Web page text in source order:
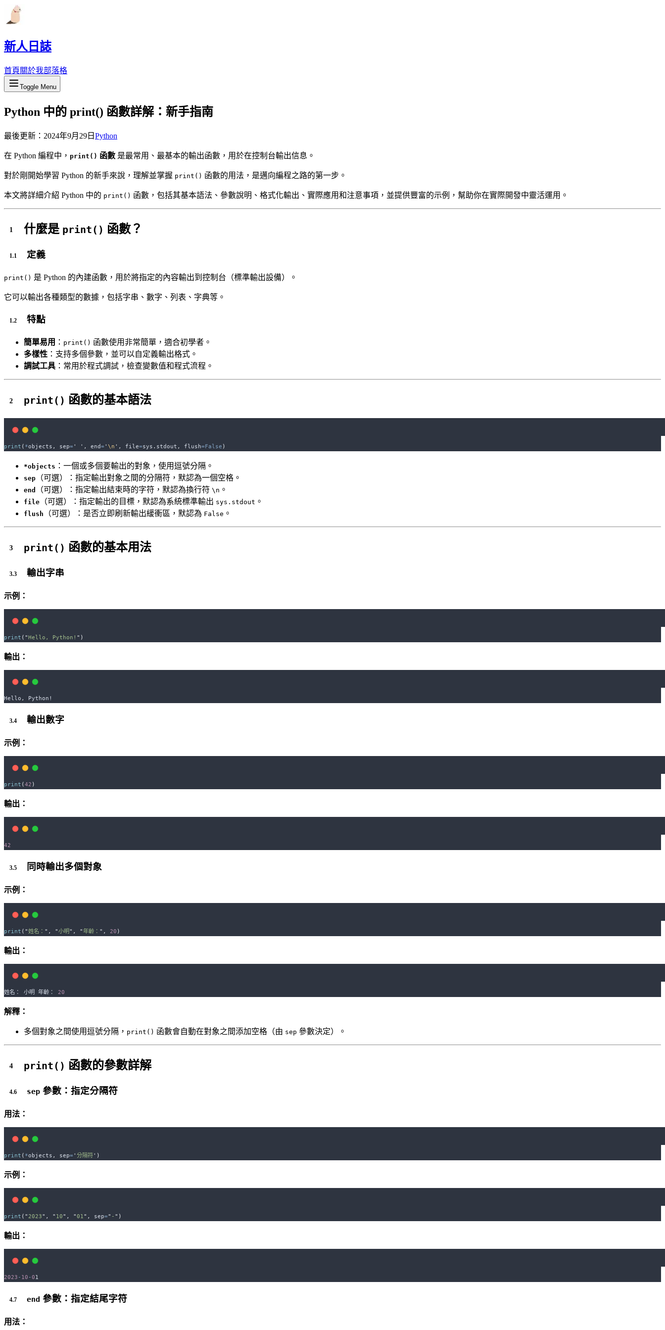
新人日誌
首頁 關於我部落格
Toggle Menu
Python 中的 print() 函數詳解：新手指南
最後更新： 2024年9月29日 Python
在 Python 編程中， print() 函數 是最常用、最基本的輸出函數，用於在控制台輸出信息。
對於剛開始學習 Python 的新手來說，理解並掌握 print() 函數的用法，是邁向編程之路的第一步。
本文將詳細介紹 Python 中的 print() 函數，包括其基本語法、參數說明、格式化輸出、實際應用和注意事項，並提供豐富的示例，幫助你在實際開發中靈活運用。
什麼是 print() 函數？
定義
print() 是 Python 的內建函數，用於將指定的內容輸出到控制台（標準輸出設備）。
它可以輸出各種類型的數據，包括字串、數字、列表、字典等。
特點
簡單易用 ： print() 函數使用非常簡單，適合初學者。
多樣性 ：支持多個參數，並可以自定義輸出格式。
調試工具 ：常用於程式調試，檢查變數值和程式流程。
print() 函數的基本語法
print ( *objects , sep= ' ' , end= ' \n ' , file=sys . stdout , flush=False )
*objects ：一個或多個要輸出的對象，使用逗號分隔。
sep （可選）：指定輸出對象之間的分隔符，默認為一個空格。
end （可選）：指定輸出結束時的字符，默認為換行符 \n 。
file （可選）：指定輸出的目標，默認為系統標準輸出 sys.stdout 。
flush （可選）：是否立即刷新輸出緩衝區，默認為 False 。
print() 函數的基本用法
輸出字串
示例：
print ( "Hello, Python! " )
輸出：
Hello , Python!
輸出數字
示例：
print (42 )
輸出：
42
同時輸出多個對象
示例：
print ( "姓名： " , "小明" , "年齡： " , 20 )
輸出：
姓名： 小明 年齡： 20
解釋：
多個對象之間使用逗號分隔， print() 函數會自動在對象之間添加空格（由 sep 參數決定）。
print() 函數的參數詳解
sep 參數：指定分隔符
用法：
print ( *objects , sep= ' 分隔符' )
示例：
print ( " 2023" , " 10" , "01 " , sep=" - " )
輸出：
2023 - 10 -01
end 參數：指定結尾字符
用法：